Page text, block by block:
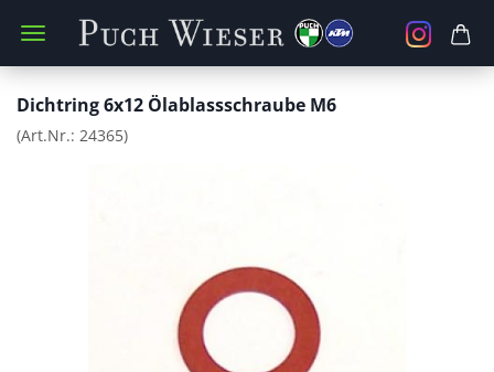
Dichtring 6x12 Ölablassschraube M6
(Art.Nr.: 24365)